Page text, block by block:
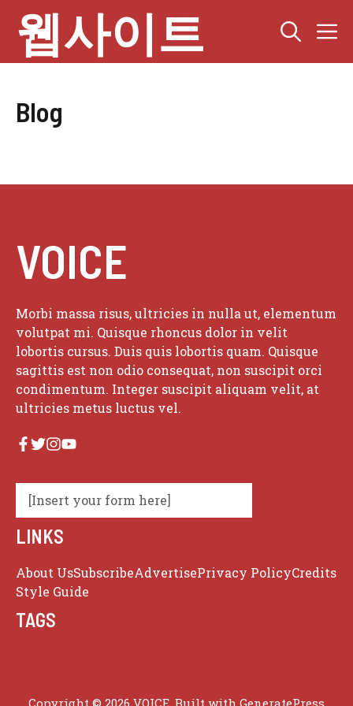
content
웹사이트
Blog
VOICE
Morbi massa risus, ultricies in nulla ut, elementum
volutpat mi. Quisque rhoncus dolor in velit
lobortis cursus. Duis quis lobortis quam. Quisque
sagittis est non odio consequat, non suscipit orci
condimentum. Integer suscipit aliquam velit, at
ultricies metus luctus vel.
[Insert your form here]
LINKS
About UsSubscribeAdvertisePrivacy PolicyCredits
Style Guide
TAGS